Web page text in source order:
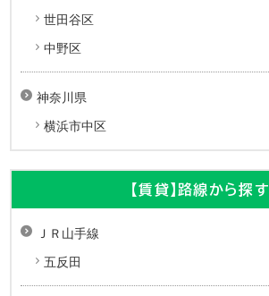
世田谷区
中野区
神奈川県
横浜市中区
【賃貸】路線から探す
ＪＲ山手線
五反田